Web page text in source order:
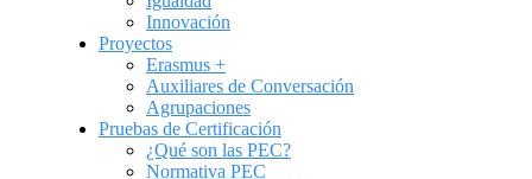
Innovación
Proyectos
Erasmus +
Auxiliares de Conversación
Agrupaciones
Pruebas de Certificación
¿Qué son las PEC?
Normativa PEC